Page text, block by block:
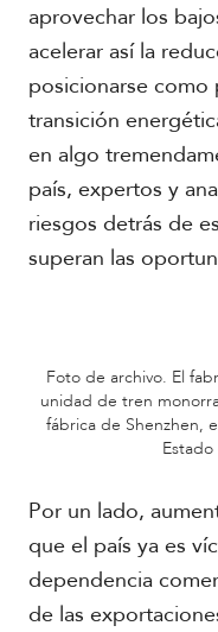
aprovechar los
acelerar así la
posicionarse como
transición
en algo
país, expertos y
riesgos detrás de
superan las
Foto de archivo. El
unidad de tren
fábrica de Shenzhen,
Estado
Por un lado,
que el país ya es
dependencia
de las